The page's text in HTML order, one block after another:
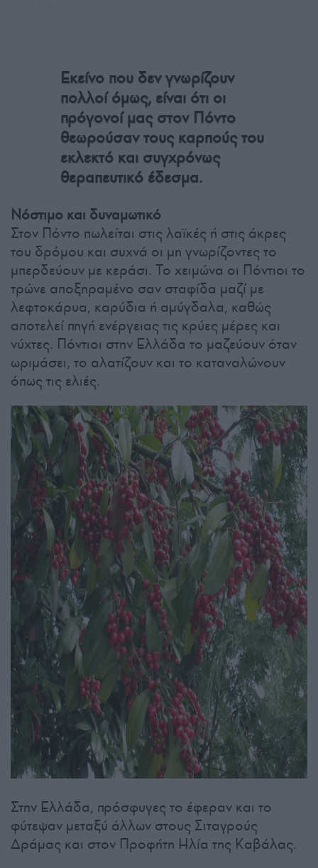
Εκείνο που δεν γνωρίζουν
πολλοί όμως, είναι ότι οι
πρόγονοί μας στον Πόντο
θεωρούσαν τους καρπούς του
εκλεκτό και συγχρόνως
θεραπευτικό έδεσμα.
Νόστιμο και δυναμωτικό
Στον Πόντο πωλείται στις λαϊκές ή στις άκρες
του δρόμου και συχνά οι μη γνωρίζοντες το
μπερδεύουν με κεράσι. Το χειμώνα οι Πόντιοι το
τρώνε αποξηραμένο σαν σταφίδα μαζί με
λεφτοκάρυα, καρύδια ή αμύγδαλα, καθώς
αποτελεί πηγή ενέργειας τις κρύες μέρες και
νύχτες. Πόντιοι στην Ελλάδα το μαζεύουν όταν
ωριμάσει, το αλατίζουν και το καταναλώνουν
όπως τις ελιές.
Στην Ελλάδα, πρόσφυγες το έφεραν και το
φύτεψαν μεταξύ άλλων στους Σιταγρούς
Δράμας και στον Προφήτη Ηλία της Καβάλας.